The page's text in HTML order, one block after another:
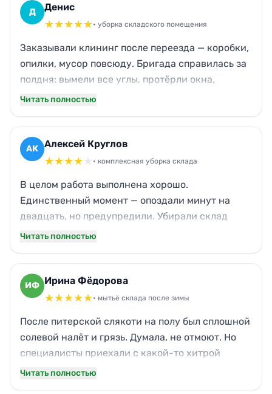
Д Денис
★★★★★• уборка складского помещения
Заказывали клининг после переезда — коробки,
опилки, мусор повсюду. Бригада справилась за
полдня: вымели все углы, протёрли окна,
избавились от запаха старой краски. Склад как
навели идеальный порядок.
Читать полностью
АК Алексей Круглов
★★★★★ • комплексная уборка склада
В целом работа выполнена хорошо.
Единственный момент — опоздали минут на
двадцать, но предупредили. Убирали склад
после долгой консервации: пылища была
пропустили, сам потом протёр. Но за такую цену
и объём — вполне достойно.
Читать полностью
ИФ Ирина Фёдорова
★★★★★• мытьё склада после зимы
После питерской слякоти на полу был сплошной
солевой налёт и грязь. Думала, не отмоют. Но
специалисты приехали с какой-то хитрой
химией и всё отдраили. Даже двери и ворота
Читать полностью